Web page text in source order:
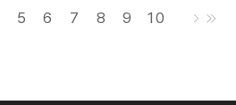
5 6 7 8 9 10